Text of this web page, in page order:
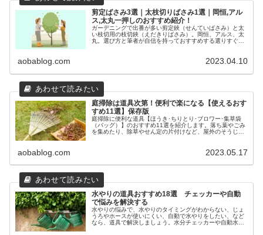
剪定ばさみ3選｜太枝切りばさみ1選｜岡恒,アル
ス,太丸一押しのおすすめ紹介！
ガーデニングで出番が多い剪定鋏（せんていばさみ）と太
い枝切用の枝切鋏（えだきりばさみ）。岡恒、アルス、太
丸。選び方と筆者が自信を持っておすすめする選りすぐり
aobablog.com 2023.04.10
庭掃除は道具次第！便利で楽になる【使えるおす
すめ11選】保存版
庭掃除に便利な道具【ほうき･ちりとり･ブロワー･集草袋
（バッグ）】のおすすめ11選を紹介します。落ち葉やごみ
を集めたり、除草やせん定の片付けなど、屋外のそうじに
aobablog.com 2023.05.17
水やりの道具おすすめ18選 チェッカーや自動
で悩みを解決する
水やりの悩みで、水やりのタイミングがわからない、じょ
うろやホースが使いにくい、自動で水やりをしたい、など
なら、道具で解決しましょう。水分チェッカーや自動水や